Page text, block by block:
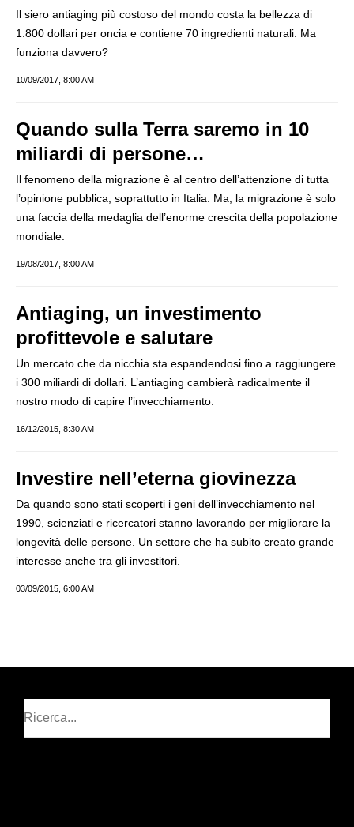
Il siero antiaging più costoso del mondo costa la bellezza di
1.800 dollari per oncia e contiene 70 ingredienti naturali. Ma
funziona davvero?
10/09/2017, 8:00 AM
Quando sulla Terra saremo in 10
miliardi di persone…
Il fenomeno della migrazione è al centro dell’attenzione di tutta
l’opinione pubblica, soprattutto in Italia. Ma, la migrazione è solo
una faccia della medaglia dell’enorme crescita della popolazione
mondiale.
19/08/2017, 8:00 AM
Antiaging, un investimento
profittevole e salutare
Un mercato che da nicchia sta espandendosi fino a raggiungere
i 300 miliardi di dollari. L’antiaging cambierà radicalmente il
nostro modo di capire l’invecchiamento.
16/12/2015, 8:30 AM
Investire nell’eterna giovinezza
Da quando sono stati scoperti i geni dell’invecchiamento nel
1990, scienziati e ricercatori stanno lavorando per migliorare la
longevità delle persone. Un settore che ha subito creato grande
interesse anche tra gli investitori.
03/09/2015, 6:00 AM